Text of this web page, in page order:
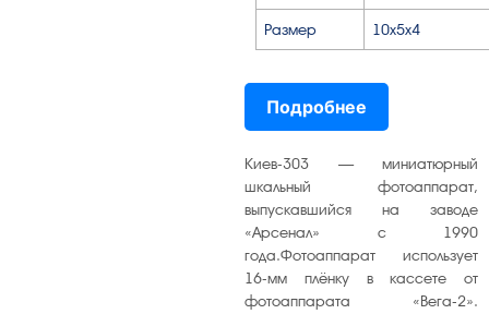
Размер 10х5х4
Подробнее
Киев-303 — миниатюрный
шкальный фотоаппарат,
выпускавшийся на заводе
«Арсенал» с 1990
года.Фотоаппарат использует
16-мм плёнку в кассете от
фотоаппарата «Вега-2».